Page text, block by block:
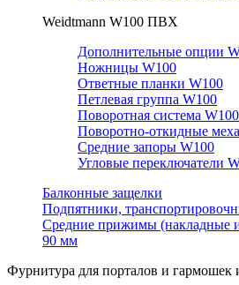
Weidtmann W100 ПВХ
Дополнительные опции
Ножницы W100
Ответные планки W100
Петлевая группа W100
Поворотная система W100
Поворотно-откидные
Средние запоры W100
Угловые переключатели
Балконные защелки
Подпятники,
Средние прижимы (накладные
90 мм
Фурнитура для порталов и гармошек